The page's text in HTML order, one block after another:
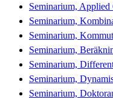
Seminarium, Applied
Seminarium,
Seminarium,
Seminarium,
Seminarium,
Seminarium,
Seminarium,